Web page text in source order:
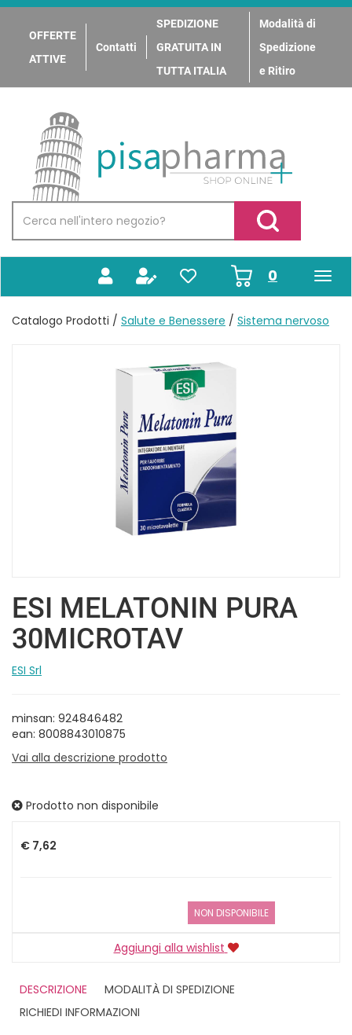
Passa
contenuto
principale
OFFERTE
ATTIVE
Contatti
SPEDIZIONE
GRATUITA IN
TUTTA ITALIA
Modalità di
Spedizione
e Ritiro
PisaPharma
Prodotto
Cerca Prodotto
0prodotti
inseriti
Catalogo Prodotti / Salute e Benessere / Sistema nervoso
ESI MELATONIN PURA
30MICROTAV
ESI Srl
minsan: 924846482
ean: 8008843010875
Vai alla descrizione prodotto
Prodotto non disponibile
€ 7,62
NON DISPONIBILE
Aggiungi alla wishlist
DESCRIZIONE
MODALITÀ DI SPEDIZIONE
RICHIEDI INFORMAZIONI